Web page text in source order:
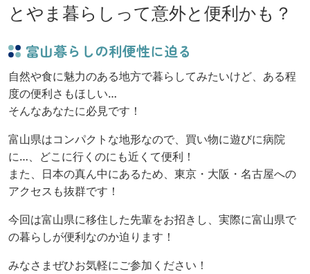
とやま暮らしって意外と便利かも？
富山暮らしの利便性に迫る
自然や食に魅力のある地方で暮らしてみたいけど、ある程
度の便利さもほしい…
そんなあなたに必見です！
富山県はコンパクトな地形なので、買い物に遊びに病院
に…、どこに行くのにも近くて便利！
また、日本の真ん中にあるため、東京・大阪・名古屋への
アクセスも抜群です！
今回は富山県に移住した先輩をお招きし、実際に富山県で
の暮らしが便利なのか迫ります！
みなさまぜひお気軽にご参加ください！